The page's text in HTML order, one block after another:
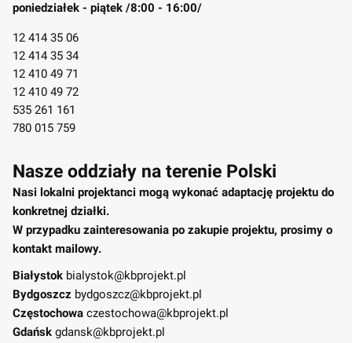
poniedziałek - piątek /8:00 - 16:00/
12 414 35 06
12 414 35 34
12 410 49 71
12 410 49 72
535 261 161
780 015 759
Nasze oddziały na terenie Polski
Nasi lokalni projektanci mogą wykonać adaptację projektu do
konkretnej działki.
W przypadku zainteresowania po zakupie projektu, prosimy o
kontakt mailowy.
Białystok bialystok@kbprojekt.pl
Bydgoszcz bydgoszcz@kbprojekt.pl
Częstochowa czestochowa@kbprojekt.pl
Gdańsk gdansk@kbprojekt.pl